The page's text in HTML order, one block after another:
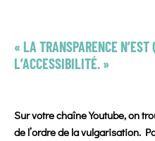
« LA TRANSPARENCE N’EST
L’ACCESSIBILITÉ. »
Sur votre chaîne Youtube, on
de l’ordre de la vulgarisation.